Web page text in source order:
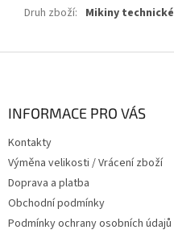
Druh zboží: Mikiny technické
INFORMACE PRO VÁS
Kontakty
Výměna velikosti / Vrácení zboží
Doprava a platba
Obchodní podmínky
Podmínky ochrany osobních údajů